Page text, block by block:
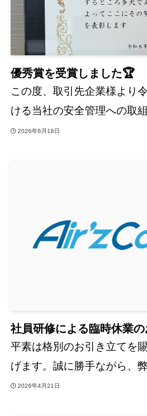
優秀賞を受賞しました🏆
この度、取引先企業様より
ける当社の安全管理への取
2026年6月18日
社員研修による臨時休業
平素は格別のお引き立てを
げます。誠に勝手ながら、
2026年4月21日